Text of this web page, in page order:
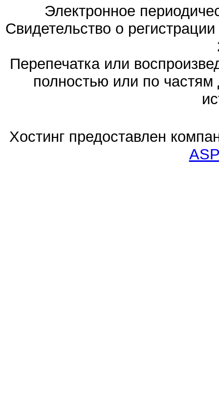
Электронное
Свидетельство о
Перепечатка или
полностью или по частям
Хостинг предоставлен